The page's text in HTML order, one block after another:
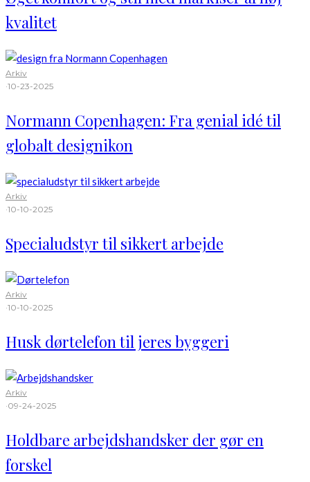
kvalitet
Arkiv
·10-23-2025
Normann Copenhagen: Fra genial idé til
globalt designikon
Arkiv
·10-10-2025
Specialudstyr til sikkert arbejde
Arkiv
·10-10-2025
Husk dørtelefon til jeres byggeri
Arkiv
·09-24-2025
Holdbare arbejdshandsker der gør en
forskel